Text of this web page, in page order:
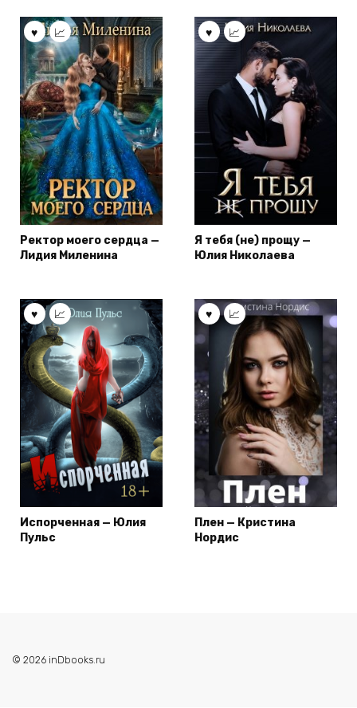
Ректор моего сердца —
Лидия Миленина
Я тебя (не) прощу —
Юлия Николаева
Испорченная — Юлия
Пульс
Плен — Кристина
Нордис
© 2026 inDbooks.ru